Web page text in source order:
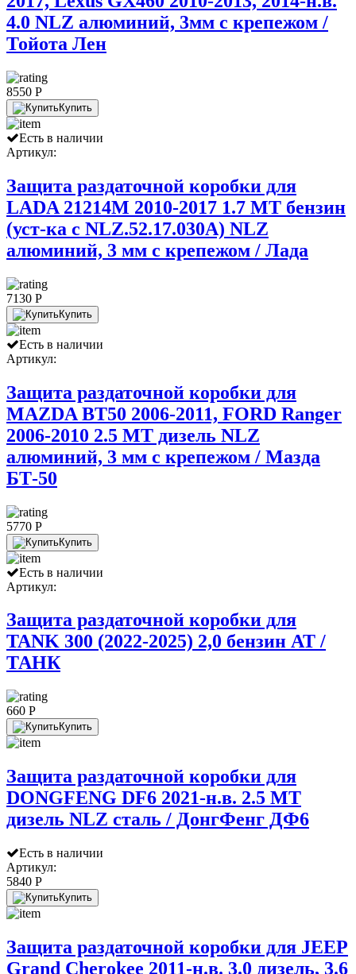
4.0 NLZ алюминий, 3мм с крепежом /
Тойота Лен
8550 P
Купить
Есть в наличии
Артикул:
Защита раздаточной коробки для
LADA 21214M 2010-2017 1.7 МТ бензин
(уст-ка с NLZ.52.17.030A) NLZ
алюминий, 3 мм с крепежом / Лада
7130 P
Купить
Есть в наличии
Артикул:
Защита раздаточной коробки для
MAZDA BT50 2006-2011, FORD Ranger
2006-2010 2.5 МТ дизель NLZ
алюминий, 3 мм с крепежом / Мазда
БТ-50
5770 P
Купить
Есть в наличии
Артикул:
Защита раздаточной коробки для
TANK 300 (2022-2025) 2,0 бензин АТ /
ТАНК
660 P
Купить
Защита раздаточной коробки для
DONGFENG DF6 2021-н.в. 2.5 МТ
дизель NLZ сталь / ДонгФенг ДФ6
Есть в наличии
Артикул:
5840 P
Купить
Защита раздаточной коробки для JEEP
Grand Cherokee 2011-н.в. 3.0 дизель, 3.6